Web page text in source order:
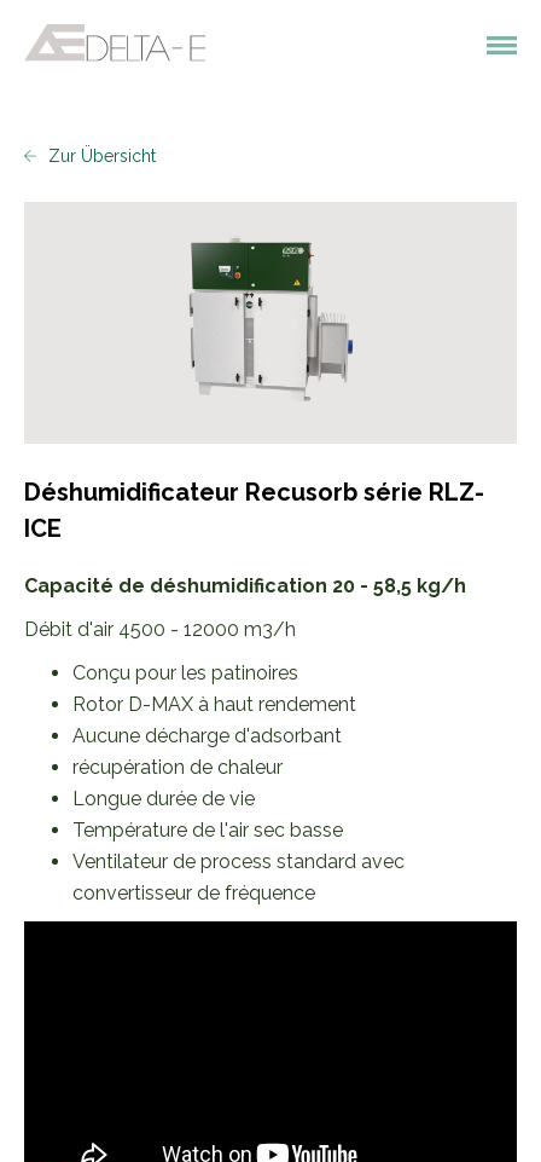
Zur Übersicht
Déshumidificateur Recusorb série RLZ-
ICE
Capacité de déshumidification 20 - 58,5 kg/h
Débit d'air 4500 - 12000 m3/h
Conçu pour les patinoires
Rotor D-MAX à haut rendement
Aucune décharge d'adsorbant
récupération de chaleur
Longue durée de vie
Température de l'air sec basse
Ventilateur de process standard avec
convertisseur de fréquence